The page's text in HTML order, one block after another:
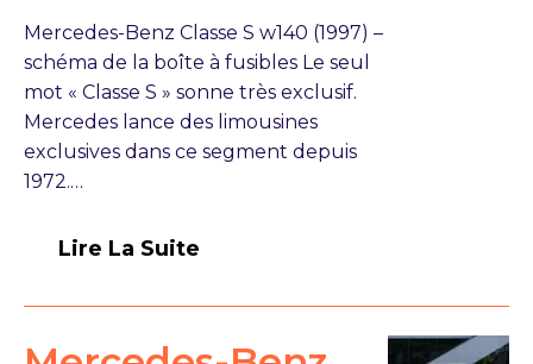
Mercedes-Benz Classe S w140 (1997) –
schéma de la boîte à fusibles Le seul
mot « Classe S » sonne très exclusif.
Mercedes lance des limousines
exclusives dans ce segment depuis
1972.…
Lire La Suite